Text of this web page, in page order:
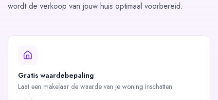
wordt de verkoop van jouw huis optimaal voorbereid.
Gratis waardebepaling
Laat een makelaar de waarde van je woning inschatten.